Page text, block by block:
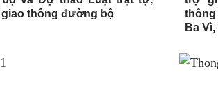
giao thông đường bộ
thông
Ba